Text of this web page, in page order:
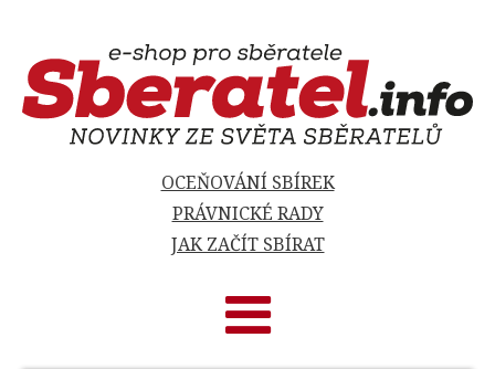
OCEŇOVÁNÍ SBÍREK
PRÁVNICKÉ RADY
JAK ZAČÍT SBÍRAT